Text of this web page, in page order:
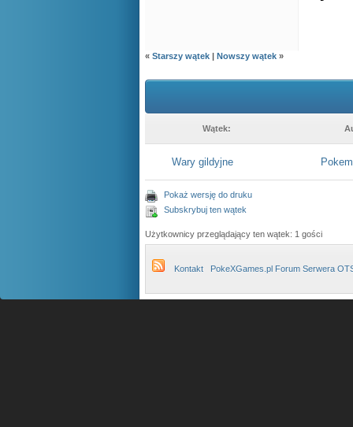
« Starszy wątek | Nowszy wątek »
Wątek:
Wary gildyjne
Pokaż wersję do druku
Subskrybuj ten wątek
Użytkownicy przeglądający ten wątek: 1 gości
Kontakt PokeXGames.pl Forum Serwera